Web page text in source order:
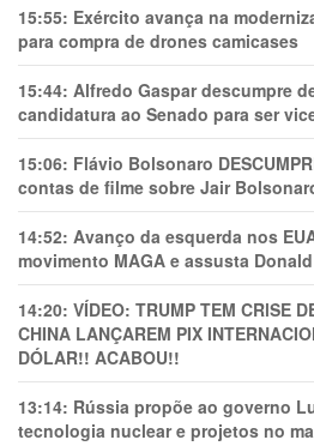
15:55: Exército avança na
para compra de drones camicases
15:44: Alfredo Gaspar descumpre
candidatura ao Senado para ser
15:06: Flávio Bolsonaro
contas de filme sobre Jair
14:52: Avanço da esquerda nos
movimento MAGA e assusta
14:20: VÍDEO: TRUMP TEM CRlSE
CHINA LANÇAREM PIX
DÓLAR!! ACABOU!!
13:14: Rússia propõe ao governo
tecnologia nuclear e projetos no